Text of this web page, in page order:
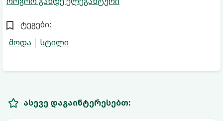
ტეგები:
მოდა
სტილი
ასევე დაგაინტერესებთ: